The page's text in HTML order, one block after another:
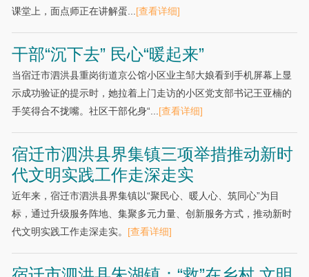
课堂上，面点师正在讲解蛋... [查看详细]
干部“沉下去” 民心“暖起来”
当宿迁市泗洪县重岗街道京公馆小区业主邹大娘看到手机屏幕上显
示成功验证的提示时，她拉着上门走访的小区党支部书记王亚楠的
手笑得合不拢嘴。社区干部化身“... [查看详细]
宿迁市泗洪县界集镇三项举措推动新时
代文明实践工作走深走实
近年来，宿迁市泗洪县界集镇以“聚民心、暖人心、筑同心”为目
标，通过升级服务阵地、集聚多元力量、创新服务方式，推动新时
代文明实践工作走深走实。 [查看详细]